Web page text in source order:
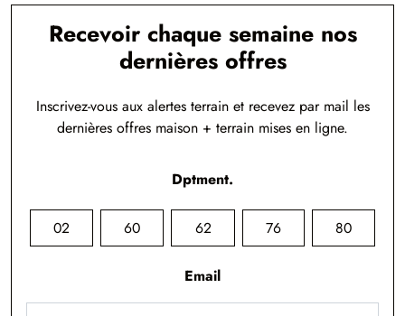
Recevoir chaque semaine nos
dernières offres
Inscrivez-vous aux alertes terrain et recevez par mail les
dernières offres maison + terrain mises en ligne.
Dptment.
02 60 62 76 80
Email